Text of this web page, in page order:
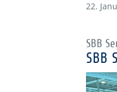
22.
SBB
SBB